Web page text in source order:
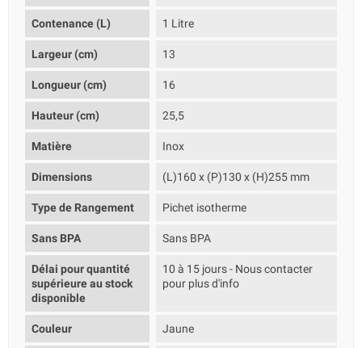
Contenance (L) 1 Litre
Largeur (cm) 13
Longueur (cm) 16
Hauteur (cm) 25,5
Matière Inox
Dimensions (L)160 x (P)130 x (H)255 mm
Type de Rangement Pichet isotherme
Sans BPA Sans BPA
Délai pour quantité
supérieure au stock
disponible
10 à 15 jours - Nous contacter
pour plus d'info
Couleur Jaune